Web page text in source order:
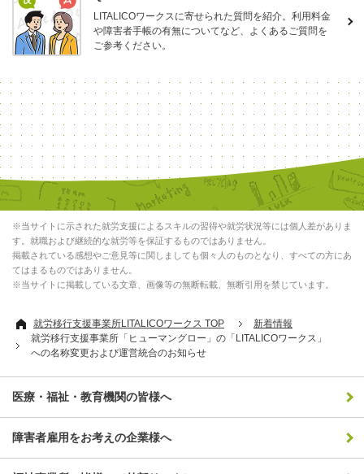
LITALICOワークスに寄せられた質問を紹介。利用料金
や障害者手帳の有無についてなど、よくあるご質問を
ご参考ください。
※当サイトに示された就労支援によるスキルの習得や就労状況等には個人差がありま
す。就職および継続的な就労等を保証するものではありません。
掲載されている感想やご意見等に関しましても個々人のものとなり、すべての方にあ
てはまるものではありません。
※当サイトに掲載している文章、画像等の無断転載、無断引用を禁じています。
就労移行支援事業所LITALICOワークス TOP
新着情報
就労移行支援事業所「ヒューマングロー」の「LITALICOワークス」
への名称変更および運営統合のお知らせ
医療・福祉・教育機関の皆様へ
障害者雇用をお考えの企業様へ